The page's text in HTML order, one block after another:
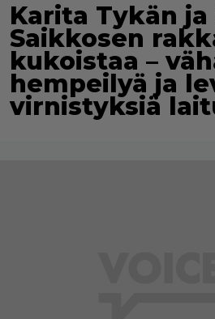
Karita Tykän ja
Saikkosen
kukoistaa –
hempeilyä ja
virnistyksiä